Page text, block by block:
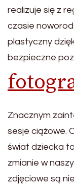
realizuje się z
czasie
plastyczny
bezpieczne
Znacznym
sesje ciążowe.
świat dziecka
zmianie w
zdjęciowe są